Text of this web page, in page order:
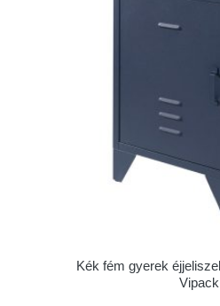
Kék fém gyerek
Vipack